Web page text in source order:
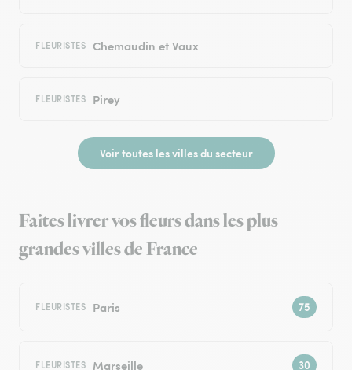
FLEURISTES Chemaudin et Vaux
FLEURISTES Pirey
Voir toutes les villes du secteur
Faites livrer vos fleurs dans les plus
grandes villes de France
FLEURISTES Paris
FLEURISTES Marseille